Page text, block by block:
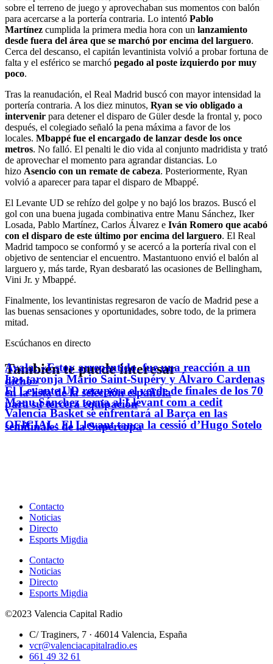
sobre el terreno de juego y aprovechaban sus momentos con balón
para acercarse a la portería contraria. Lo intentó Pablo
Martínez cumplida la primera media hora con un lanzamiento
desde fuera del área que se marchó por encima del larguero.
Cerca del descanso, el capitán levantinista volvió a probar fortuna de
falta y el esférico se marchó pegado al poste izquierdo por muy
poco.
Tras la reanudación, el Real Madrid buscó con mayor intensidad la
portería contraria. A los diez minutos, Ryan se vio obligado a
intervenir para detener el disparo de Güler desde la frontal y, poco
después, el colegiado señaló la pena máxima a favor de los
locales. Mbappé fue el encargado de lanzar desde los once
metros. No falló. El penalti le dio vida al conjunto madridista y trató
de aprovechar el momento para agrandar distancias. Lo
hizo Asencio con un remate de cabeza. Posteriormente, Ryan
volvió a aparecer para tapar el disparo de Mbappé.
El Levante UD se rehízo del golpe y no bajó los brazos. Buscó el
gol con una buena jugada combinativa entre Manu Sánchez, Iker
Losada, Pablo Martínez, Carlos Álvarez e Iván Romero que acabó
con el disparo de este último por encima del larguero. El Real
Madrid tampoco se conformó y se acercó a la portería rival con el
objetivo de sentenciar el encuentro. Mastantuono envió el balón al
larguero y, más tarde, Ryan desbarató las ocasiones de Bellingham,
Vini Jr. y Mbappé.
Finalmente, los levantinistas regresaron de vacío de Madrid pese a
las buenas sensaciones y oportunidades, sobre todo, de la primera
mitad.
Escúchanos en directo
También te puede interesar
Ayala: «Estoy arrepentido, fue una reacción a un
dicho»
Los taronja Mario Saint-Supéry y Álvaro Cardenas
en la lista de la selección española
El Levante UD recupera el verde de finales de los 70
para su tercera equipación
Manu Sánchez torna al Llevant com a cedit
Valencia Basket se enfrentará al Barça en las
semifinales de la Supercopa
OFICIAL: El Llevant tanca la cessió d’Hugo Sotelo
Contacto
Noticias
Directo
Esports Migdia
Contacto
Noticias
Directo
Esports Migdia
©2023 Valencia Capital Radio
C/ Traginers, 7 · 46014 Valencia, España
vcr@valenciacapitalradio.es
661 49 32 61